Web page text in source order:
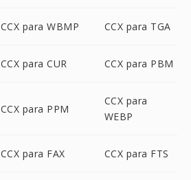
CCX para WBMP CCX para TGA
CCX para CUR CCX para PBM
CCX para PPM
CCX para
WEBP
CCX para FAX CCX para FTS